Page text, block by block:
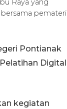
Raya yang
pemateri
Pontianak
Digital
kegiatan